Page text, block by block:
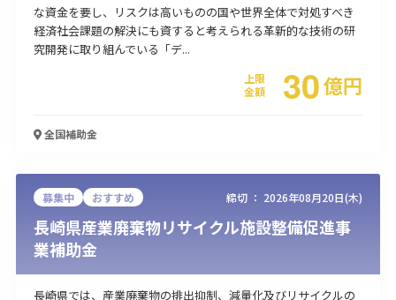
な資金を要し、リスクは高いものの国や世界全体で対処すべき
経済社会課題の解決にも資すると考えられる革新的な技術の研
究開発に取り組んでいる「デ...
上限
金額
30億円
全国補助金
募集中 おすすめ 締切 ： 2026年08月20日(木)
長崎県産業廃棄物リサイクル施設整備促進事
業補助金
長崎県では、産業廃棄物の排出抑制、減量化及びリサイクルの